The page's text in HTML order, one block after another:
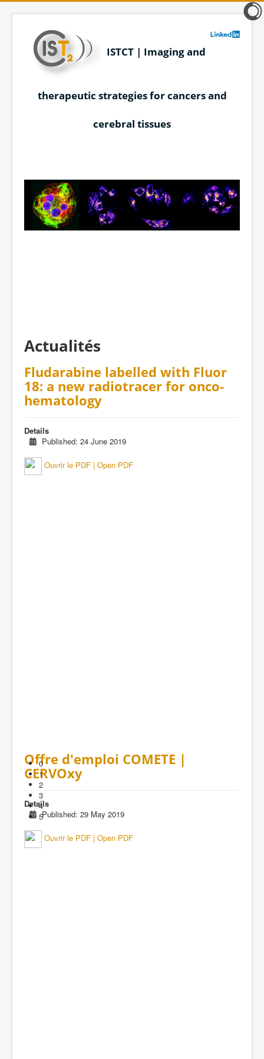
ISTCT | Imaging and
therapeutic strategies for cancers and
cerebral tissues
0
1
2
3
4
5
Actualités
Fludarabine labelled with Fluor
18: a new radiotracer for onco-
hematology
Details
Published: 24 June 2019
Ouvrir le PDF | Open PDF
Offre d'emploi COMETE |
CERVOxy
Details
Published: 29 May 2019
Ouvrir le PDF | Open PDF